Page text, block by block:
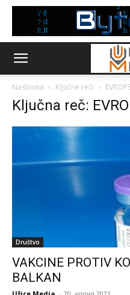
Naslovna Ključne reči
Ključna reč:
Društvo
VAKCINE PROTIV
BALKAN